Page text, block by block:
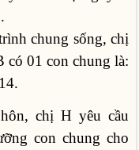
chung sống, chị
có 01 con chung là:
chị H yêu cầu
con chung cho